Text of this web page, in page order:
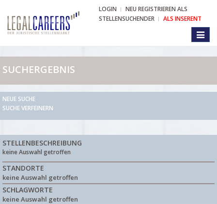
LOGIN
NEU REGISTRIEREN ALS
STELLENSUCHENDER
ALS INSERENT
SUCHERGEBNIS
NEUE SUCHE
SUCHE VERFEINERN
STELLENBESCHREIBUNG
keine Auswahl getroffen
STANDORTE
keine Auswahl getroffen
SCHLAGWORTE
keine Auswahl getroffen